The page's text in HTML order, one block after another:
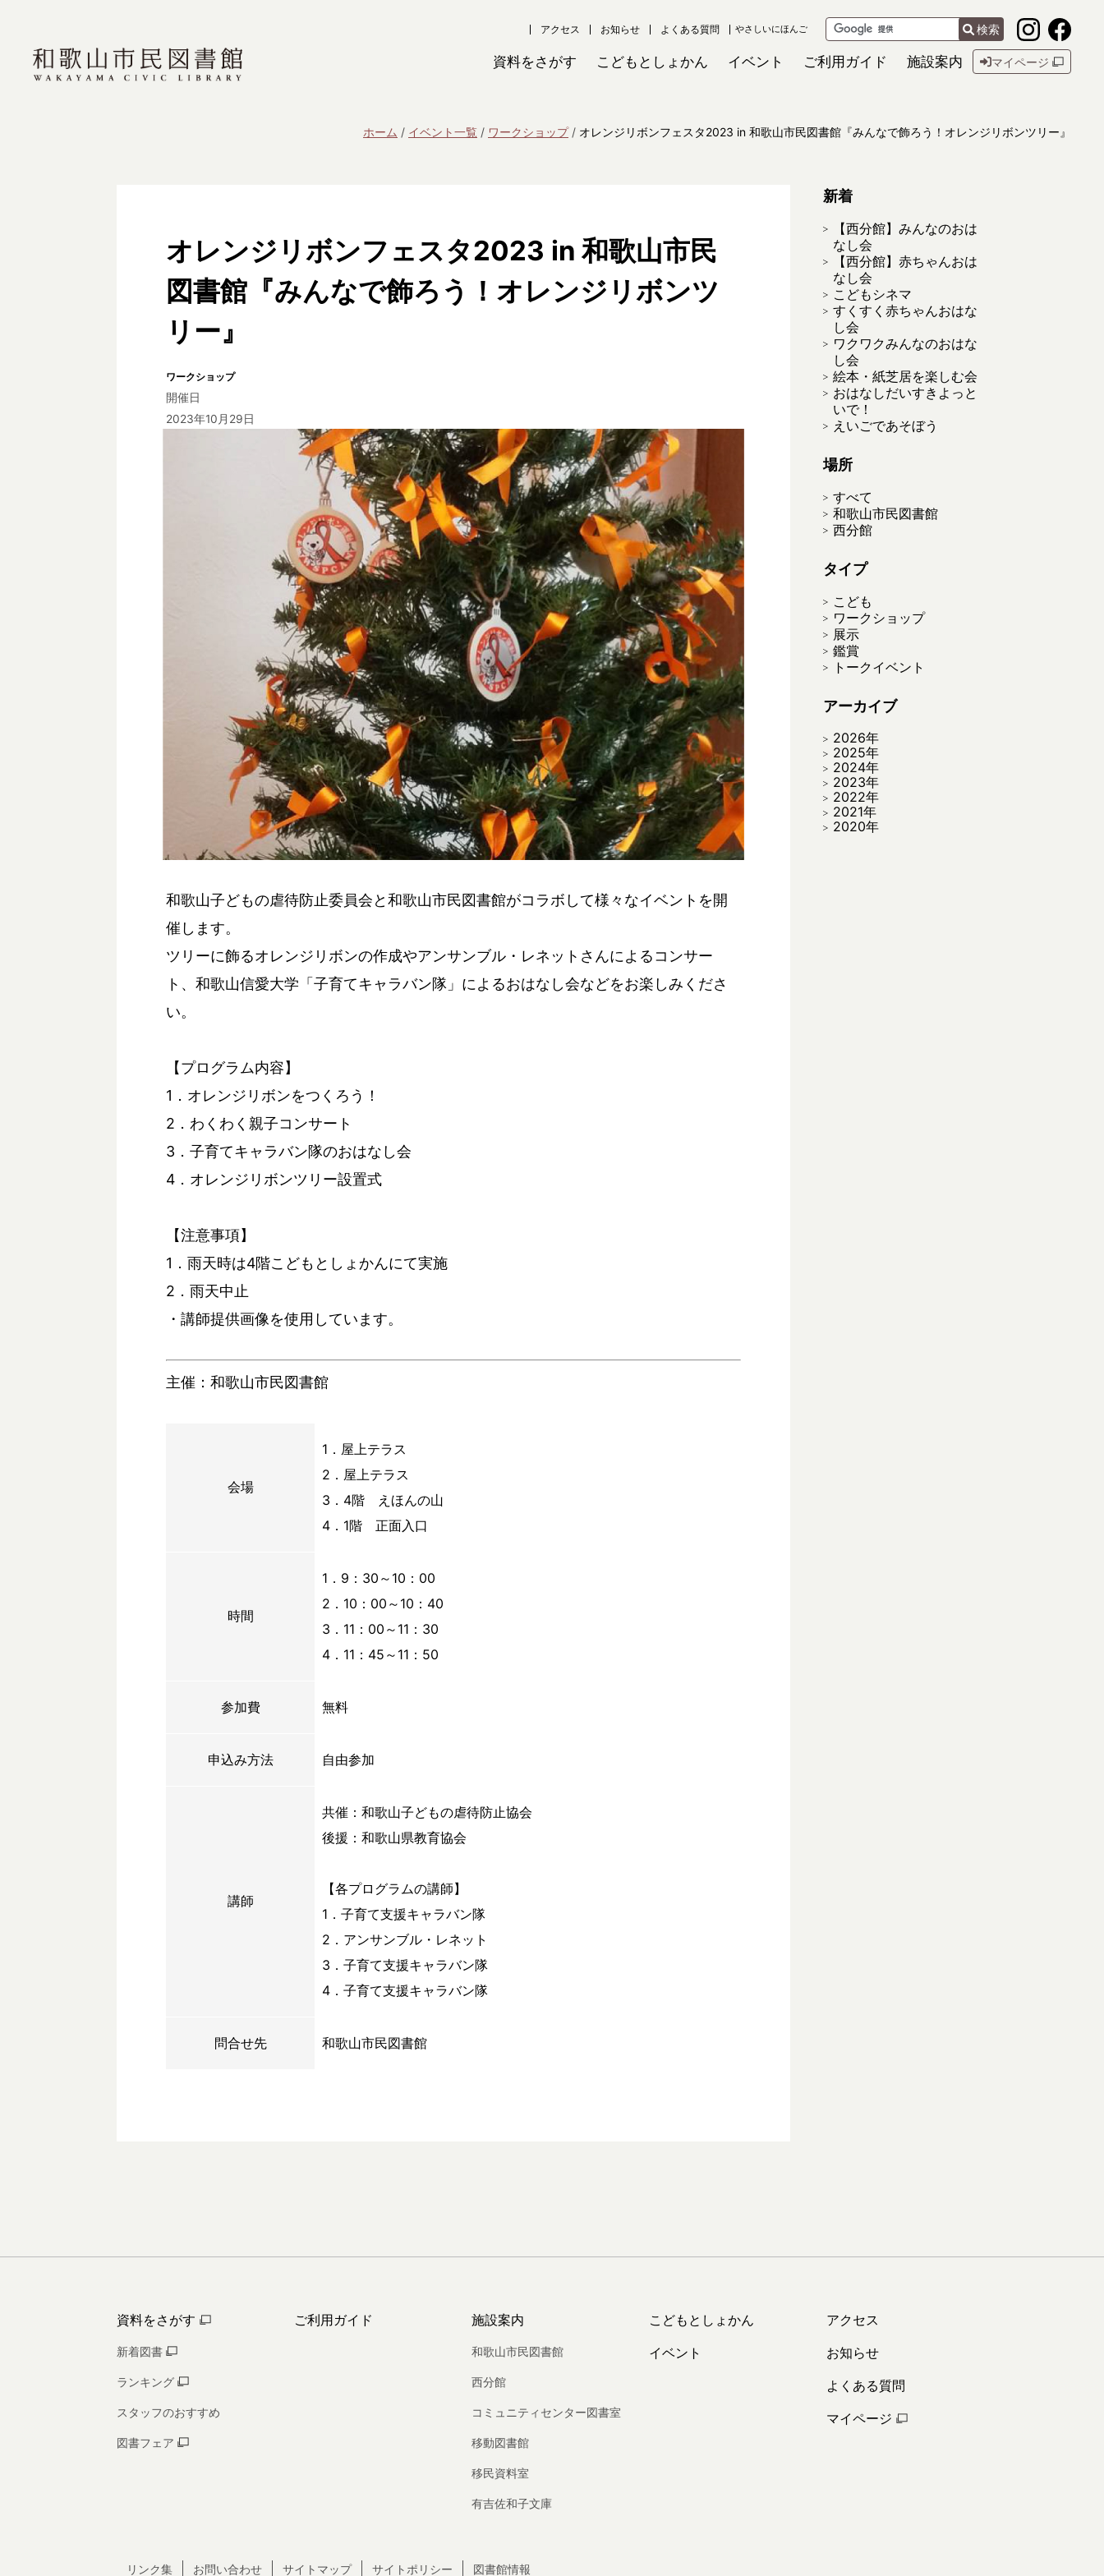
アクセス お知らせ よくある質問 やさしいにほんご 検索
資料をさがす こどもとしょかん イベント ご利用ガイド 施設案内 マイページ
ホーム イベント一覧 ワークショップ オレンジリボンフェスタ2023 in 和歌山市民図書館『みんなで飾ろう！オレンジリボンツリー』
オレンジリボンフェスタ2023 in 和歌山市民
図書館『みんなで飾ろう！オレンジリボンツ
リー』
ワークショップ
開催日
2023年10月29日
和歌山子どもの虐待防止委員会と和歌山市民図書館がコラボして様々なイベントを開
催します。
ツリーに飾るオレンジリボンの作成やアンサンブル・レネットさんによるコンサー
ト、和歌山信愛大学「子育てキャラバン隊」によるおはなし会などをお楽しみくださ
い。
【プログラム内容】
1．オレンジリボンをつくろう！
2．わくわく親子コンサート
3．子育てキャラバン隊のおはなし会
4．オレンジリボンツリー設置式
【注意事項】
1．雨天時は4階こどもとしょかんにて実施
2．雨天中止
・講師提供画像を使用しています。
主催：和歌山市民図書館
会場
1．屋上テラス
2．屋上テラス
3．4階 えほんの山
4．1階 正面入口
時間
1．9：30～10：00
2．10：00～10：40
3．11：00～11：30
4．11：45～11：50
参加費 無料
申込み方法 自由参加
講師
共催：和歌山子どもの虐待防止協会
後援：和歌山県教育協会
【各プログラムの講師】
1．子育て支援キャラバン隊
2．アンサンブル・レネット
3．子育て支援キャラバン隊
4．子育て支援キャラバン隊
問合せ先 和歌山市民図書館
新着
【西分館】みんなのおは
なし会
【西分館】赤ちゃんおは
なし会
こどもシネマ
すくすく赤ちゃんおはな
し会
ワクワクみんなのおはな
し会
絵本・紙芝居を楽しむ会
おはなしだいすきよっと
いで！
えいごであそぼう
場所
すべて
和歌山市民図書館
西分館
タイプ
こども
ワークショップ
展示
鑑賞
トークイベント
アーカイブ
2026年
2025年
2024年
2023年
2022年
2021年
2020年
資料をさがす
新着図書
ランキング
スタッフのおすすめ
図書フェア
ご利用ガイド 施設案内
和歌山市民図書館
西分館
コミュニティセンター図書室
移動図書館
移民資料室
有吉佐和子文庫
こどもとしょかん
イベント
アクセス
お知らせ
よくある質問
マイページ
リンク集 お問い合わせ サイトマップ サイトポリシー 図書館情報